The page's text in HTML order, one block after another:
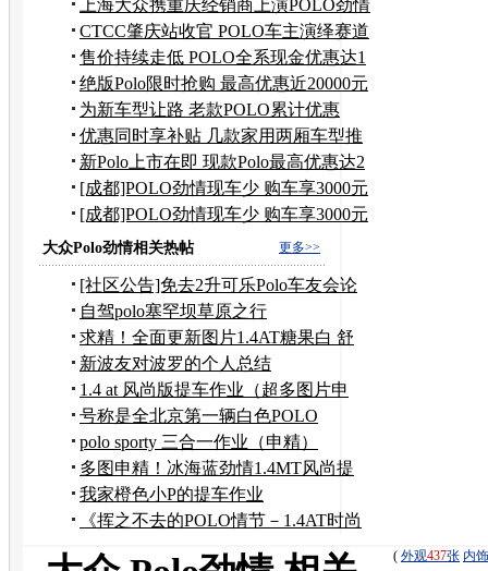
对手
上海大众携重庆经销商上演POLO劲情
特卖会
CTCC肇庆站收官 POLO车主演绎赛道
精彩
售价持续走低 POLO全系现金优惠达1
万元
绝版Polo限时抢购 最高优惠近20000元
为新车型让路 老款POLO累计优惠
9000元
优惠同时享补贴 几款家用两厢车型推
荐
新Polo上市在即 现款Polo最高优惠达2
万
[成都]POLO劲情现车少 购车享3000元
补贴
[成都]POLO劲情现车少 购车享3000元
补贴
更多>>
大众Polo劲情相关热帖
[社区公告]免去2升可乐Polo车友会论
坛斑竹职务
自驾polo塞罕坝草原之行
求精！全面更新图片1.4AT糖果白 舒
尚版新车作业
新波友对波罗的个人总结
1.4 at 风尚版提车作业（超多图片申
精）
号称是全北京第一辆白色POLO
SPORTY...
polo sporty 三合一作业（申精）
多图申精！冰海蓝劲情1.4MT风尚提
车作业
我家橙色小P的提车作业
《挥之不去的POLO情节－1.4AT时尚
( 外观437张 内饰